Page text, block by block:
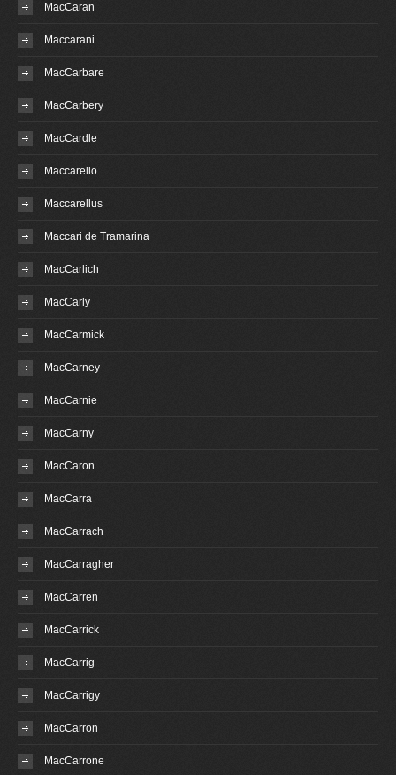
MacCaran
Maccarani
MacCarbare
MacCarbery
MacCardle
Maccarello
Maccarellus
Maccari de Tramarina
MacCarlich
MacCarly
MacCarmick
MacCarney
MacCarnie
MacCarny
MacCaron
MacCarra
MacCarrach
MacCarragher
MacCarren
MacCarrick
MacCarrig
MacCarrigy
MacCarron
MacCarrone